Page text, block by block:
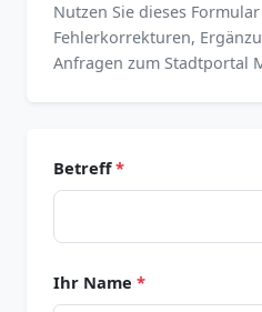
Nutzen Sie dieses
Fehlerkorrekturen,
Anfragen zum Stadtportal
Betreff*
Ihr Name *